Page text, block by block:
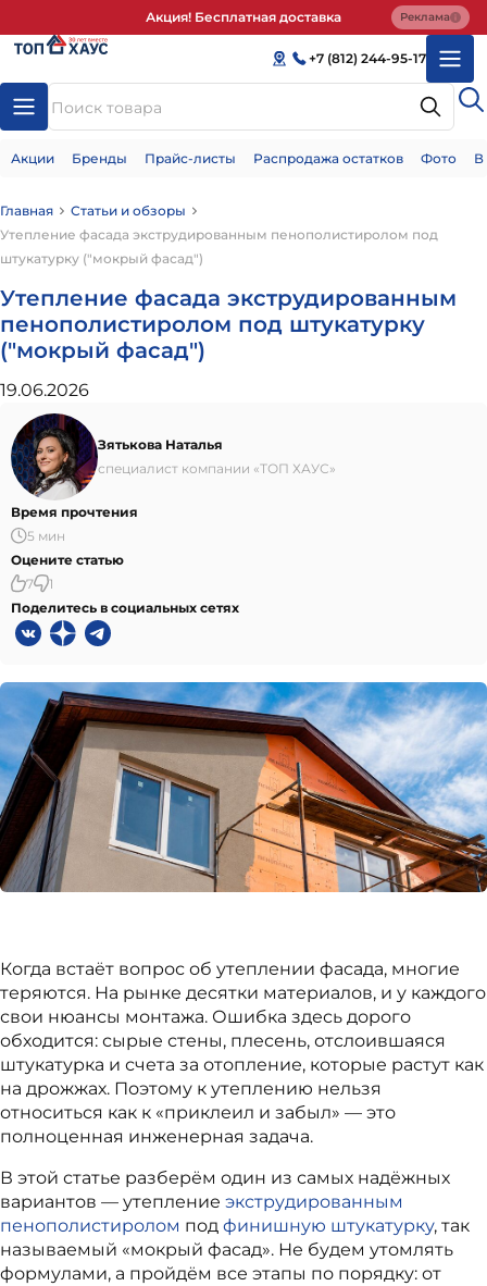
Акция! Бесплатная доставка Реклама
+7 (812) 244-95-17
Акции Бренды Прайс-листы Распродажа остатков Фото
Главная
Статьи и обзоры
Утепление фасада экструдированным пенополистиролом под
штукатурку ("мокрый фасад")
Утепление фасада экструдированным
пенополистиролом под штукатурку
("мокрый фасад")
19.06.2026
Зятькова Наталья
специалист компании «ТОП ХАУС»
Время прочтения
5 мин
Оцените статью
7
1
Поделитесь в социальных сетях
Когда встаёт вопрос об утеплении фасада, многие
теряются. На рынке десятки материалов, и у каждого
свои нюансы монтажа. Ошибка здесь дорого
обходится: сырые стены, плесень, отслоившаяся
штукатурка и счета за отопление, которые растут как
на дрожжах. Поэтому к утеплению нельзя
относиться как к «приклеил и забыл» — это
полноценная инженерная задача.
В этой статье разберём один из самых надёжных
вариантов — утепление экструдированным
пенополистиролом под финишную штукатурку, так
называемый «мокрый фасад». Не будем утомлять
формулами, а пройдём все этапы по порядку: от